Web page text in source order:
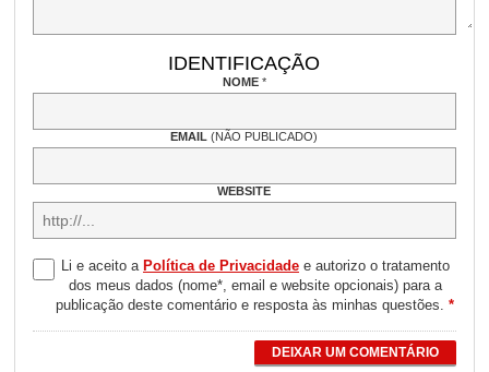
IDENTIFICAÇÃO
NOME *
EMAIL(NÃO PUBLICADO)
WEBSITE
Li e aceito a Política de Privacidadee autorizo o tratamento
dos meus dados (nome*, email e website opcionais) para a
publicação deste comentário e resposta às minhas questões.*
DEIXAR UM COMENTÁRIO